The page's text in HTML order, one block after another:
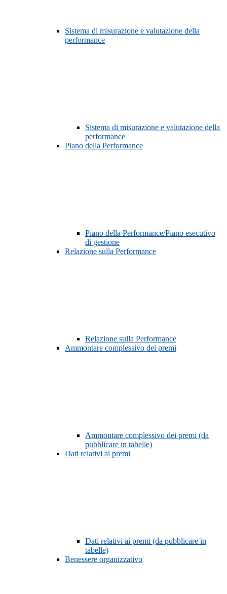
Sistema di misurazione e valutazione della
performance
Sistema di misurazione e valutazione della
performance
Piano della Performance
Piano della Performance/Piano esecutivo
di gestione
Relazione sulla Performance
Relazione sulla Performance
Ammontare complessivo dei premi
Ammontare complessivo dei premi (da
pubblicare in tabelle)
Dati relativi ai premi
Dati relativi ai premi (da pubblicare in
tabelle)
Benessere organizzativo